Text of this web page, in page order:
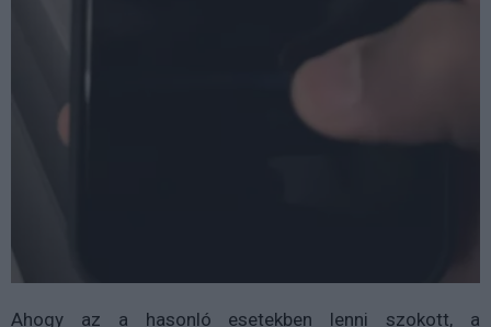
Ahogy az a hasonló esetekben lenni szokott, a